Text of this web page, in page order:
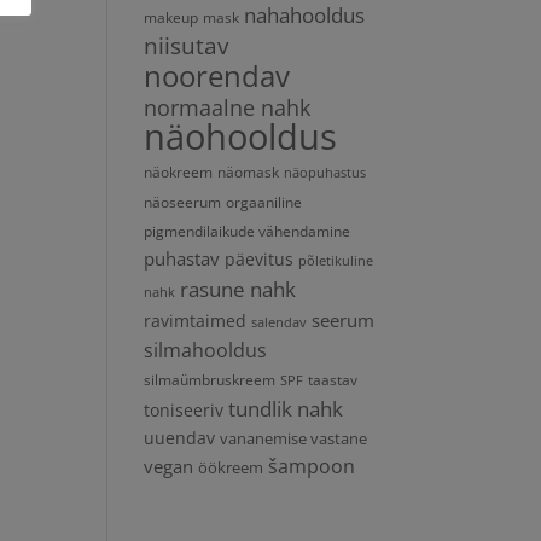
makeup mask nahahooldus
niisutav
noorendav
normaalne nahk
näohooldus
näokreem näomask näopuhastus
näoseerum orgaaniline
pigmendilaikude vähendamine
puhastav päevitus põletikuline
nahk rasune nahk
ravimtaimed salendav seerum
silmahooldus
silmaümbruskreem SPF taastav
toniseeriv tundlik nahk
uuendav vananemise vastane
vegan öökreem šampoon